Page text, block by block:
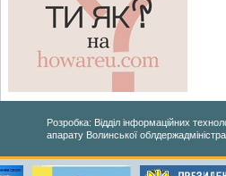
Розробка: Відділ інформаційних
апарату Волинської